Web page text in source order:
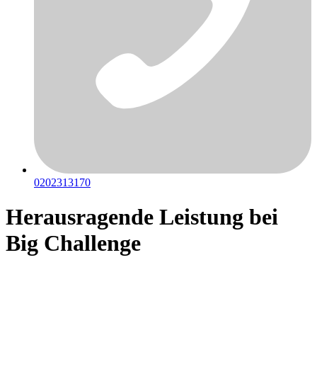
0202313170
Herausragende Leistung bei
Big Challenge